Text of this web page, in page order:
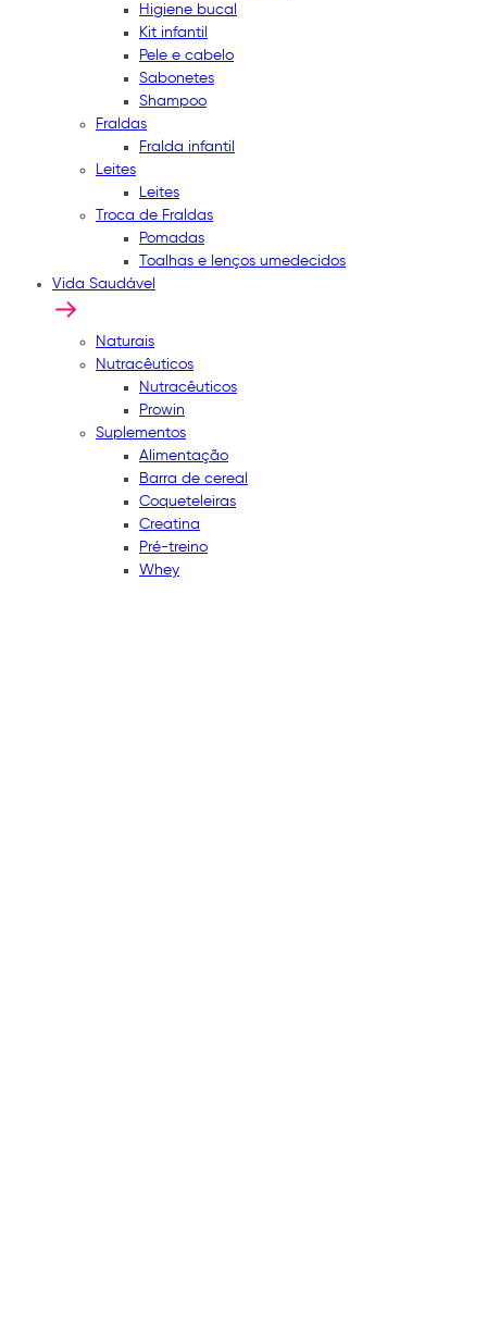
Higiene bucal
Kit infantil
Pele e cabelo
Sabonetes
Shampoo
Fraldas
Fralda infantil
Leites
Leites
Troca de Fraldas
Pomadas
Toalhas e lenços umedecidos
Vida Saudável
Naturais
Nutracêuticos
Nutracêuticos
Prowin
Suplementos
Alimentação
Barra de cereal
Coqueteleiras
Creatina
Pré-treino
Whey